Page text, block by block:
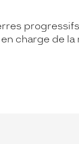
progressifs
charge de la